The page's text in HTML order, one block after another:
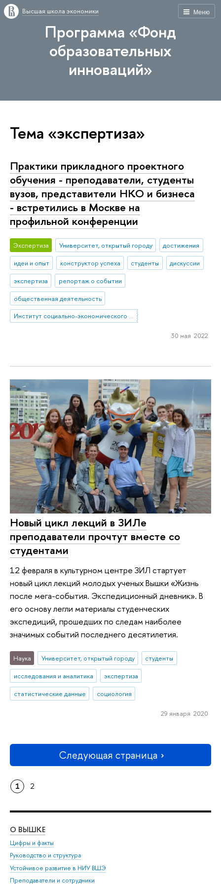
Меню
Высшая школа экономики
Программа «Фонд
образовательных
инноваций»
Тема «экспертиза»
Практики прикладного проектного
обучения - преподаватели, студенты
вузов, представители НКО и бизнеса
- встретились в Москве на
профильной конференции
Экспертиза Университет, открытый городу
достижения
идеи и опыт
конструктор успеха студенты
дискуссии
экспертиза
репортаж о событии
общественная деятельность
Институт социально-экономического проектирования
30 мая 2022
Новый цикл лекций в ЗИЛе
преподаватели прочтут вместе со
студентами
12 февраля в культурном центре ЗИЛ стартует
новый цикл лекций молодых ученых Вышки «Жизнь
после мега-события. Экспедиционный дневник». В
его основу легли материалы студенческих
экспедиций, прошедших по следам наиболее
значимых событий последнего десятилетия.
Наука Университет, открытый городу
студенты
исследования и аналитика
экспертиза
статистические данные
социология
29 января 2020
Следующая страница
1 2
О ВЫШКЕ
Цифры и факты
Руководство и структура
Устойчивое развитие в НИУ ВШЭ
Преподаватели и сотрудники